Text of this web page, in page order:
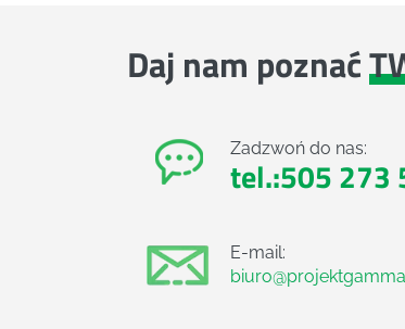
Daj nam poznać
Zadzwoń do nas:
tel.:505 273
E-mail: